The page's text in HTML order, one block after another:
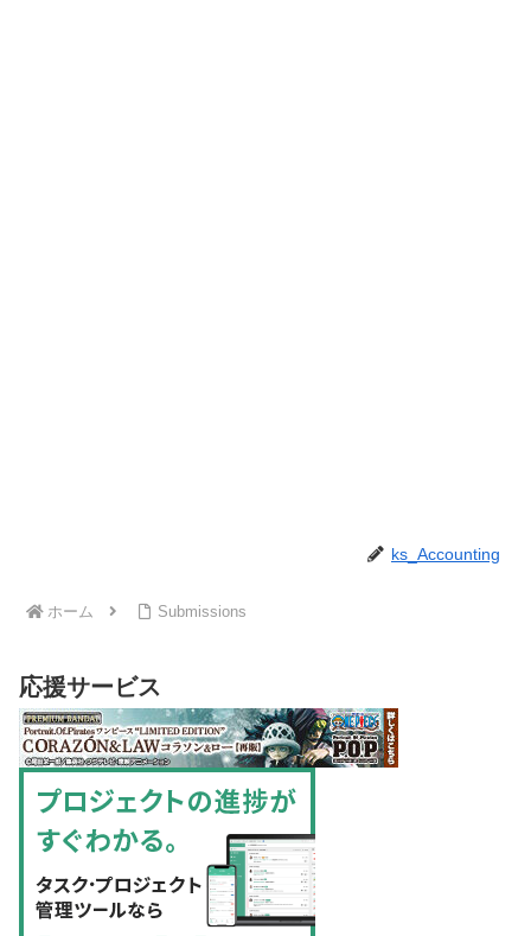
ks_Accounting
ホーム Submissions
応援サービス